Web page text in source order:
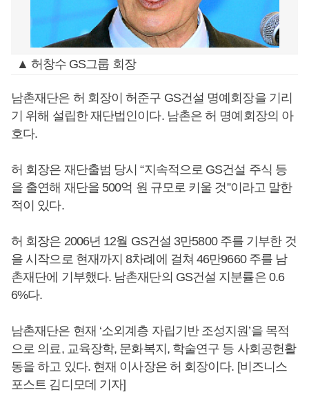
▲ 허창수 GS그룹 회장
남촌재단은 허 회장이 허준구 GS건설 명예회장을 기리
기 위해 설립한 재단법인이다. 남촌은 허 명예회장의 아
호다.
허 회장은 재단출범 당시 “지속적으로 GS건설 주식 등
을 출연해 재단을 500억 원 규모로 키울 것”이라고 말한
적이 있다.
허 회장은 2006년 12월 GS건설 3만5800 주를 기부한 것
을 시작으로 현재까지 8차례에 걸쳐 46만9660 주를 남
촌재단에 기부했다. 남촌재단의 GS건설 지분률은 0.6
6%다.
남촌재단은 현재 ‘소외계층 자립기반 조성지원’을 목적
으로 의료, 교육장학, 문화복지, 학술연구 등 사회공헌활
동을 하고 있다. 현재 이사장은 허 회장이다. [비즈니스
포스트 김디모데 기자]